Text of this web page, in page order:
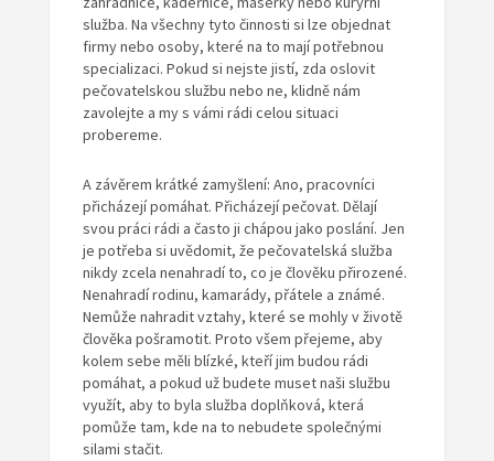
služba. Na všechny tyto činnosti si lze objednat
firmy nebo osoby, které na to mají potřebnou
specializaci. Pokud si nejste jistí, zda oslovit
pečovatelskou službu nebo ne, klidně nám
zavolejte a my s vámi rádi celou situaci
probereme.
A závěrem krátké zamyšlení: Ano, pracovníci
přicházejí pomáhat. Přicházejí pečovat. Dělají
svou práci rádi a často ji chápou jako poslání. Jen
je potřeba si uvědomit, že pečovatelská služba
nikdy zcela nenahradí to, co je člověku přirozené.
Nenahradí rodinu, kamarády, přátele a známé.
Nemůže nahradit vztahy, které se mohly v životě
člověka pošramotit. Proto všem přejeme, aby
kolem sebe měli blízké, kteří jim budou rádi
pomáhat, a pokud už budete muset naši službu
využít, aby to byla služba doplňková, která
pomůže tam, kde na to nebudete společnými
silami stačit.